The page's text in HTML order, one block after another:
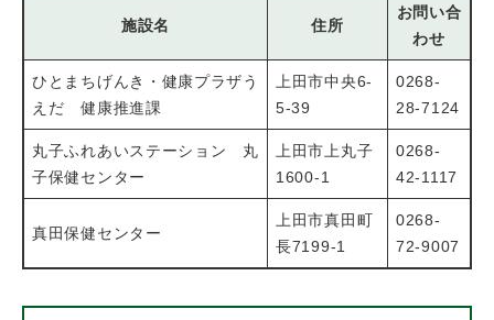
施設名 住所
お問い合
わせ
ひとまちげんき・健康プラザう
えだ 健康推進課
上田市中央6-
5-39
0268-
28-7124
丸子ふれあいステーション 丸
子保健センター
上田市上丸子
1600-1
0268-
42-1117
真田保健センター
上田市真田町
長7199-1
0268-
72-9007